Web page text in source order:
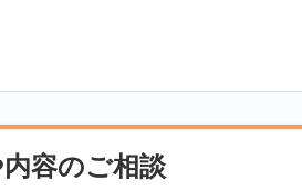
容のご相談